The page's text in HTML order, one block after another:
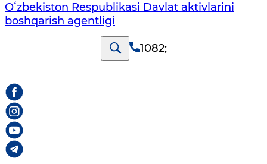
Oʻzbekiston Respublikasi Davlat aktivlarini
boshqarish agentligi
1082;